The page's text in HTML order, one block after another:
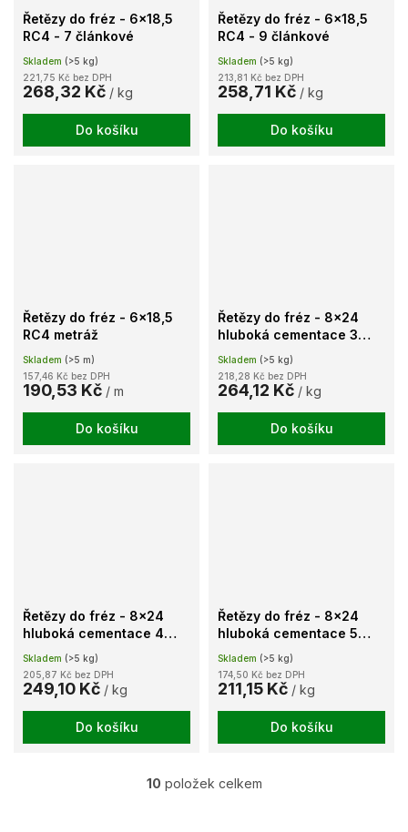
Řetězy do fréz - 6x18,5
RC4 - 7 článkové
Skladem (>5 kg)
221,75 Kč bez DPH
268,32 Kč / kg
Do košíku
Řetězy do fréz - 6x18,5
RC4 - 9 článkové
Skladem (>5 kg)
213,81 Kč bez DPH
258,71 Kč / kg
Do košíku
Řetězy do fréz - 6x18,5
RC4 metráž
Skladem (>5 m)
157,46 Kč bez DPH
190,53 Kč / m
Do košíku
Řetězy do fréz - 8x24
hluboká cementace 3
článkové
Skladem (>5 kg)
218,28 Kč bez DPH
264,12 Kč / kg
Do košíku
Řetězy do fréz - 8x24
hluboká cementace 4
článkové
Skladem (>5 kg)
205,87 Kč bez DPH
249,10 Kč / kg
Do košíku
Řetězy do fréz - 8x24
hluboká cementace 5
článkové
Skladem (>5 kg)
174,50 Kč bez DPH
211,15 Kč / kg
Do košíku
O
10 položek celkem